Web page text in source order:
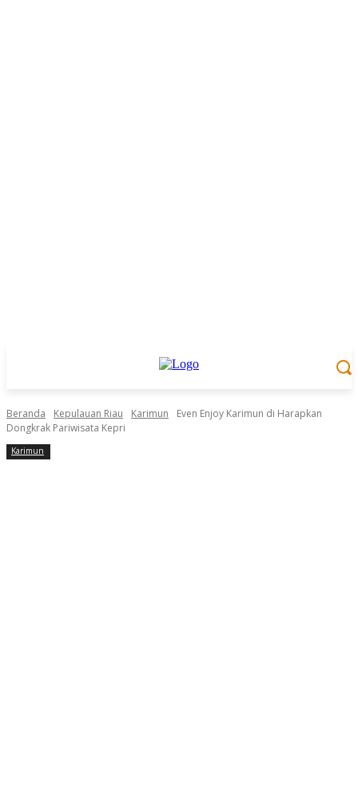
Beranda Kepulauan Riau Karimun
Even Enjoy Karimun di Harapkan
Dongkrak Pariwisata Kepri
Karimun